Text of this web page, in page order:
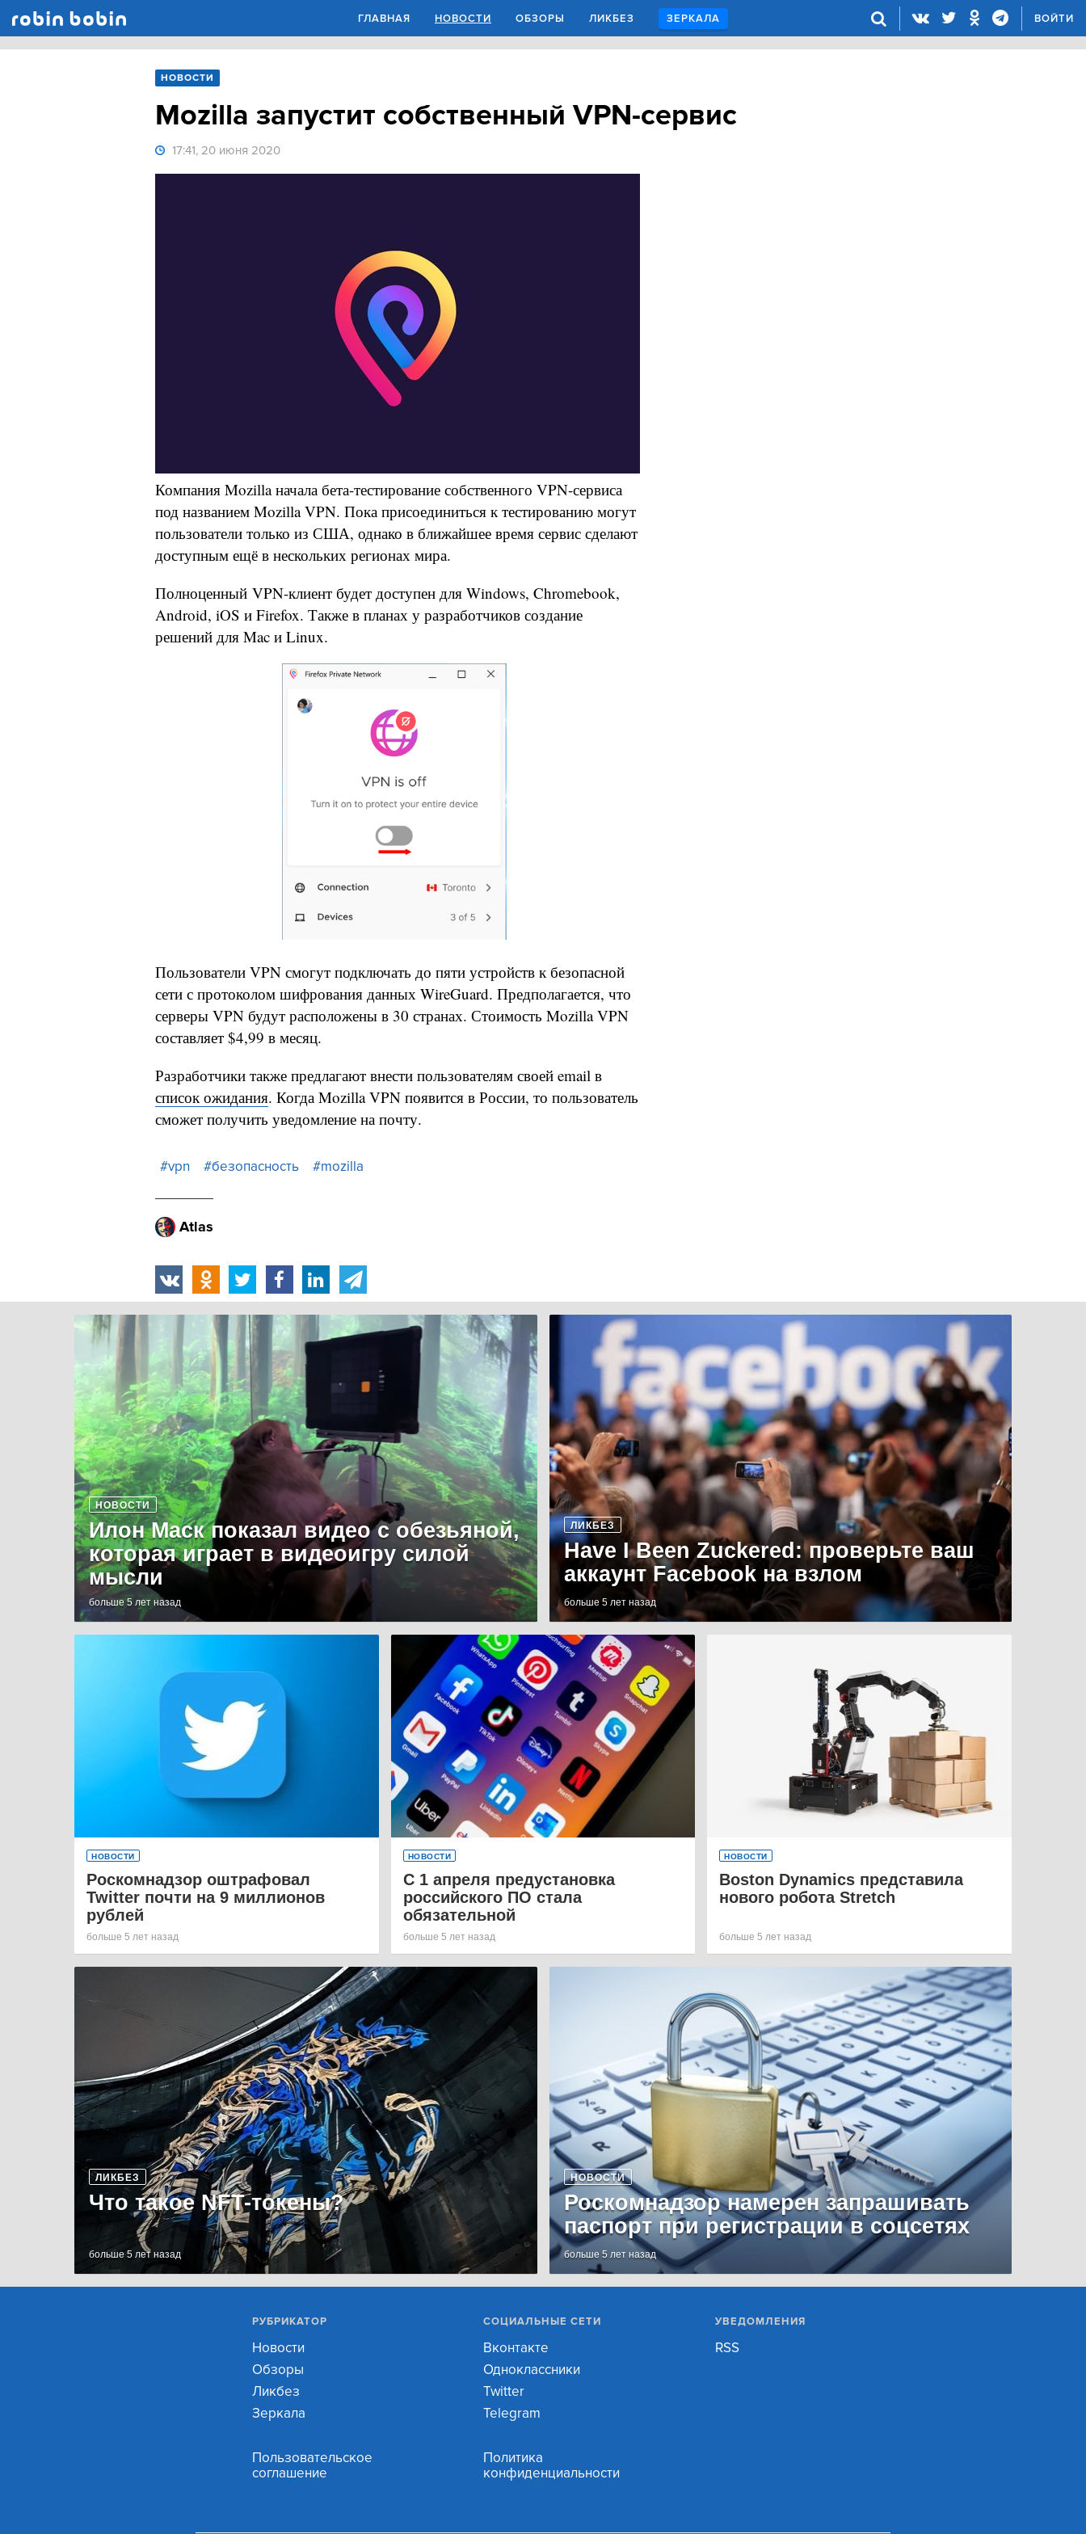
ГЛАВНАЯ НОВОСТИ ОБЗОРЫ ЛИКБЕЗ ЗЕРКАЛА ВОЙТИ
НОВОСТИ
Mozilla запустит собственный VPN-сервис
17:41, 20 июня 2020
Компания Mozilla начала бета-тестирование собственного VPN-сервиса
под названием Mozilla VPN. Пока присоединиться к тестированию могут
пользователи только из США, однако в ближайшее время сервис сделают
доступным ещё в нескольких регионах мира.
Полноценный VPN-клиент будет доступен для Windows, Chromebook,
Android, iOS и Firefox. Также в планах у разработчиков создание
решений для Mac и Linux.
Пользователи VPN смогут подключать до пяти устройств к безопасной
сети с протоколом шифрования данных WireGuard. Предполагается, что
серверы VPN будут расположены в 30 странах. Стоимость Mozilla VPN
составляет $4,99 в месяц.
Разработчики также предлагают внести пользователям своей email в
список ожидания. Когда Mozilla VPN появится в России, то пользователь
сможет получить уведомление на почту.
#vpn #безопасность #mozilla
Atlas
НОВОСТИ
Илон Маск показал видео с обезьяной,
которая играет в видеоигру силой
мысли
больше 5 лет назад
ЛИКБЕЗ
Have I Been Zuckered: проверьте ваш
аккаунт Facebook на взлом
больше 5 лет назад
НОВОСТИ
Роскомнадзор оштрафовал
Twitter почти на 9 миллионов
рублей
больше 5 лет назад
НОВОСТИ
С 1 апреля предустановка
российского ПО стала
обязательной
больше 5 лет назад
НОВОСТИ
Boston Dynamics представила
нового робота Stretch
больше 5 лет назад
ЛИКБЕЗ
Что такое NFT-токены?
больше 5 лет назад
НОВОСТИ
Роскомнадзор намерен запрашивать
паспорт при регистрации в соцсетях
больше 5 лет назад
РУБРИКАТОР
Новости
Обзоры
Ликбез
Зеркала
СОЦИАЛЬНЫЕ СЕТИ
Вконтакте
Одноклассники
Twitter
Telegram
УВЕДОМЛЕНИЯ
RSS
Пользовательское
соглашение
Политика
конфиденциальности